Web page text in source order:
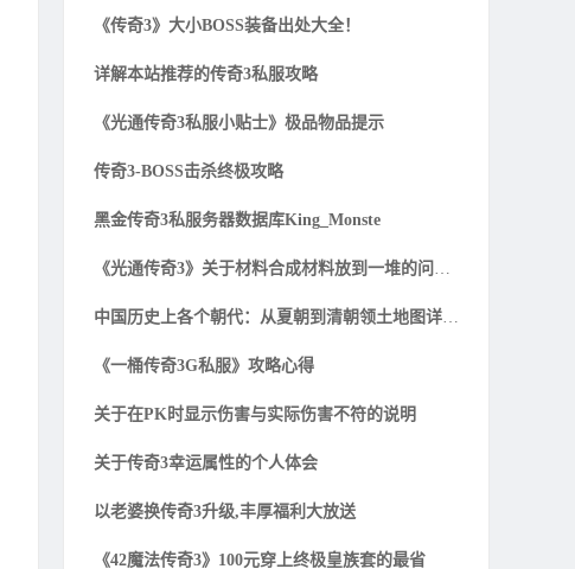
《传奇3》大小BOSS装备出处大全！
详解本站推荐的传奇3私服攻略
《光通传奇3私服小贴士》极品物品提示
传奇3-BOSS击杀终极攻略
黑金传奇3私服务器数据库King_Monste
《一桶传奇3G私服》攻略心得
关于在PK时显示伤害与实际伤害不符的说明
关于传奇3幸运属性的个人体会
以老婆换传奇3升级,丰厚福利大放送
《42魔法传奇3》100元穿上终极皇族套的最省